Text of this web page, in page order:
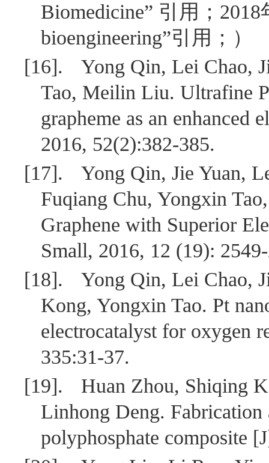
Biomedicine” 引用； 2018
bioengineering”引用；）
[16].
Yong Qin, Lei Chao,
Tao, Meilin Liu. Ultrafine
grapheme as an enhanced
2016, 52(2):382-385.
[17].
Yong Qin, Jie Yuan,
Fuqiang Chu, Yongxin
Graphene with Superior
Small, 2016, 12 (19):
[18].
Yong Qin, Lei Chao,
Kong, Yongxin Tao. Pt
electrocatalyst for oxygen
335:31-37.
[19].
Huan Zhou, Shiqing
Linhong Deng.
polyphosphate composite